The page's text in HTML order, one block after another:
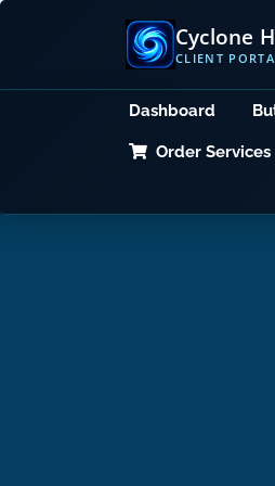
Cyclone
CLIENT
Dashboard
Order Services